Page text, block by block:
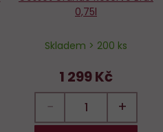
0,75l
Skladem > 200 ks
1 299 Kč
− +